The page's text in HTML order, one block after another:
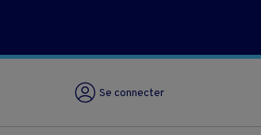
Se connecter